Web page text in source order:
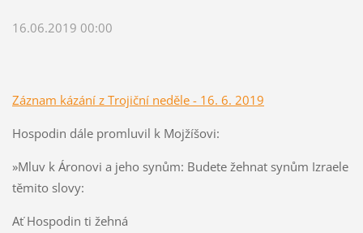
16.06.2019 00:00
Záznam kázání z Trojiční neděle - 16. 6. 2019
Hospodin dále promluvil k Mojžíšovi:
»Mluv k Áronovi a jeho synům: Budete žehnat synům Izraele
těmito slovy:
Ať Hospodin ti žehná